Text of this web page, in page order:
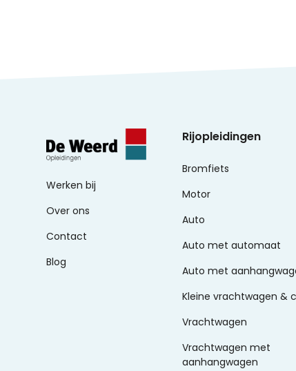
Werken bij
Over ons
Contact
Blog
Rijopleidingen
Bromfiets
Motor
Auto
Auto met automaat
Auto met
Kleine vrachtwagen &
Vrachtwagen
Vrachtwagen met
aanhangwagen